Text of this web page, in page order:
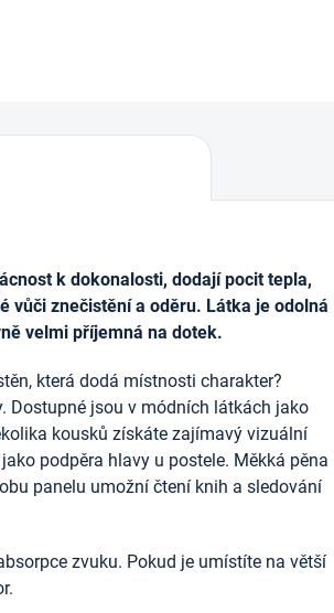
k dokonalosti, dodají pocit tepla,
vůči znečistění a oděru. Látka je odolná
velmi příjemná na dotek.
která dodá místnosti charakter?
Dostupné jsou v módních látkách jako
kousků získáte zajímavý vizuální
podpěra hlavy u postele. Měkká pěna
panelu umožní čtení knih a sledování
zvuku. Pokud je umístíte na větší